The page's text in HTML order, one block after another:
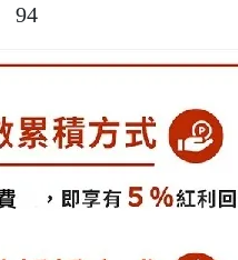
L	128	92	74	94